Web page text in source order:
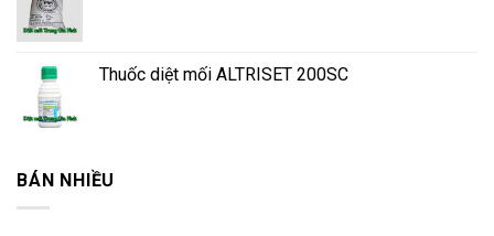
Thuốc diệt mối ALTRISET 200SC
BÁN NHIỀU